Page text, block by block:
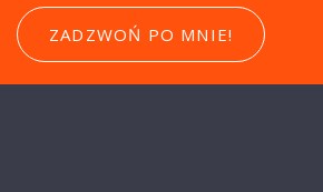
ZADZWOŃ PO MNIE!